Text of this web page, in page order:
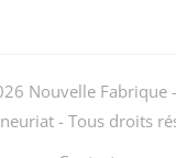
Nouvelle Fabrique
- Tous droits